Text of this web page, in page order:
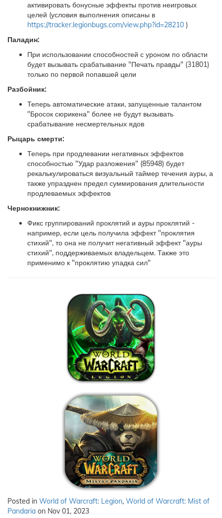
активировать бонусные эффекты против неигровых
целей (условия выполнения описаны в
https://tracker.legionbugs.com/view.php?id=28210 )
Паладин:
При использовании способностей с уроном по области
будет вызывать срабатывание "Печать правды" (31801)
только по первой попавшей цели
Разбойник:
Теперь автоматические атаки, запущенные талантом
"Бросок сюрикена" более не будут вызывать
срабатывание несмертельных ядов
Рыцарь смерти:
Теперь при продлевании негативных эффектов
способностью "Удар разложения" (85948) будет
рекалькулироваться визуальный таймер течения ауры, а
также упразднен предел суммирования длительности
продлеваемых эффектов
Чернокнижник:
Фикс группирований проклятий и ауры проклятий -
например, если цель получила эффект "проклятия
стихий", то она не получит негативный эффект "ауры
стихий", поддерживаемых владельцем. Также это
применимо к "проклятию упадка сил"
Posted in World of Warcraft: Legion, World of Warcraft: Mist of
Pandaria on Nov 01, 2023